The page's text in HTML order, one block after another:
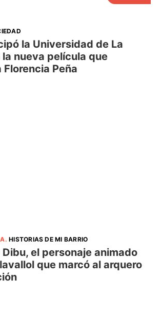
la Universidad de La
nueva película que
Peña
.HISTORIAS DE MI BARRIO
Dibu, el personaje animado
que marcó al arquero